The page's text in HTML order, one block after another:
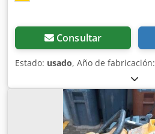
Consultar
Estado: usado, Año de fabricación: